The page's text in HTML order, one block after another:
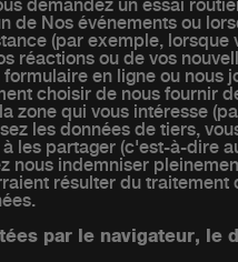
demandez un essai
de Nos événements ou
(par exemple,
réactions ou de vos
en ligne ou nous
choisir de nous fournir
zone qui vous intéresse
les données de tiers,
à les partager (c'est-à-dire
nous indemniser
résulter du
par le navigateur, le